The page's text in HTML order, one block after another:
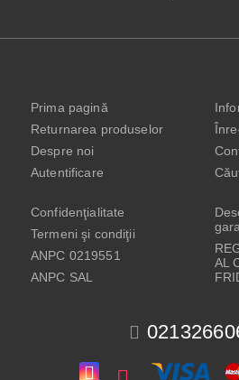
Prima pagină
Returnarea produselor
Despre noi
Autentificare
Confidenţialitate
Termeni şi condiţii
ANPC 0219551
ANPC SAL
AL